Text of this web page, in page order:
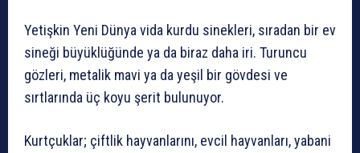
Yetişkin Yeni Dünya vida kurdu sinekleri, sıradan bir ev
sineği büyüklüğünde ya da biraz daha iri. Turuncu
gözleri, metalik mavi ya da yeşil bir gövdesi ve
sırtlarında üç koyu şerit bulunuyor.
Kurtçuklar; çiftlik hayvanlarını, evcil hayvanları, yabani